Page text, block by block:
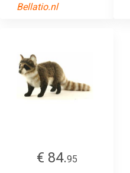
Bellatio.nl
€ 84.95